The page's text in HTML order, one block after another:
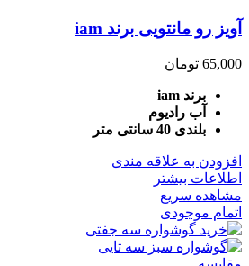
آویز رو مانتویی برند iam
65,000 تومان
برند iam
آب رادیوم
بلندی 40 سانتی متر
افزودن به علاقه مندی
اطلاعات بیشتر
مشاهده سریع
اتمام موجودی